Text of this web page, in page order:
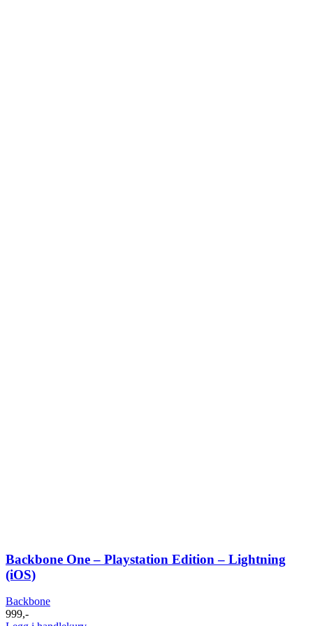
Backbone One – Playstation Edition – Lightning
(iOS)
Backbone
999,-